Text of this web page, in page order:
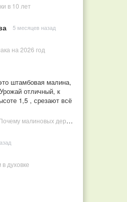
в 10 лет
5 месяцев назад
на 2026 год
штамбовая малина,
отличный, к
1,5 , срезают всё
Товарищи, это РАЗВОД! Почему малиновых деревьев не бывает, или Как ушлые продавцы наживаются на мечтах садоводов
духовке